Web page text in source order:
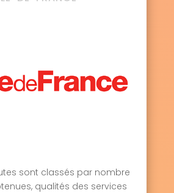
sont classés par nombre
qualités des services